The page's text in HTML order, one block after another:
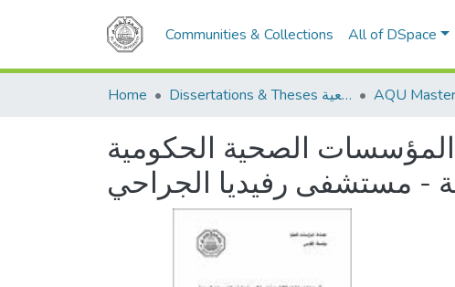
Communities & Collections All of DSpace
Home Dissertations & Theses الرسائل الجامعية
المؤسسات الصحية الحكومية
- مستشفى رفيديا الجراحي